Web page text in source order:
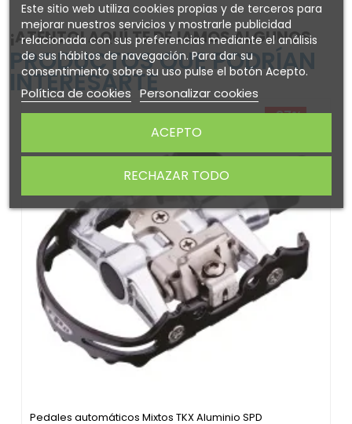
¡ATENTO! AQUÍ TE DEJAMOS ALGUNOS
PRODUCTOS QUE PODRÍAN
INTERESARTE
-37%
Pedales automáticos Mixtos TKX Aluminio SPD
Este sitio web utiliza cookies propias y de terceros para
mejorar nuestros servicios y mostrarle publicidad
relacionada con sus preferencias mediante el análisis
de sus hábitos de navegación. Para dar su
consentimiento sobre su uso pulse el botón Acepto.
Política de cookies Personalizar cookies
RECHAZAR TODO
ACEPTO